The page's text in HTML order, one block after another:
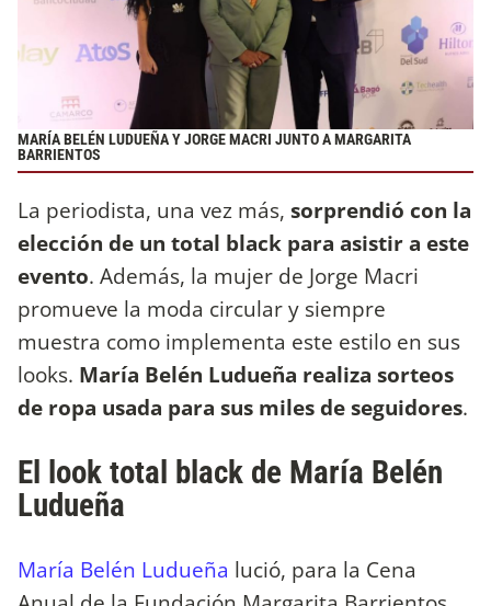
MARÍA BELÉN LUDUEÑA Y JORGE MACRI JUNTO A MARGARITA
BARRIENTOS
La periodista, una vez más, sorprendió con la
elección de un total black para asistir a este
evento. Además, la mujer de Jorge Macri
promueve la moda circular y siempre
muestra como implementa este estilo en sus
looks. María Belén Ludueña realiza sorteos
de ropa usada para sus miles de seguidores.
El look total black de María Belén
Ludueña
María Belén Ludueña lució, para la Cena